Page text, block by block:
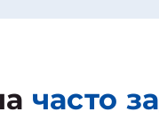
часто